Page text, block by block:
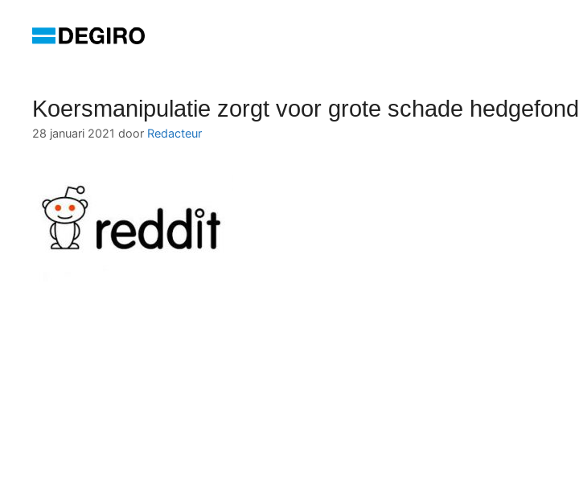
Koersmanipulatie zorgt voor grote schade
28 januari 2021 door Redacteur